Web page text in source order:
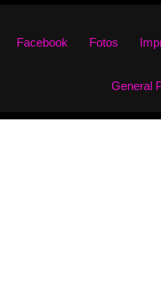
Facebook Fotos
General